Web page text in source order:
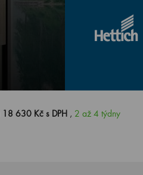
18 630 Kč s DPH , 2 až 4 týdny